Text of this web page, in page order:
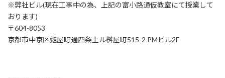
※弊社ビル(現在工事中の為、上記の富小路通仮教室にて授業して
おります)
〒604-8053
京都市中京区麩屋町通四条上ル桝屋町515-2 PMビル2F